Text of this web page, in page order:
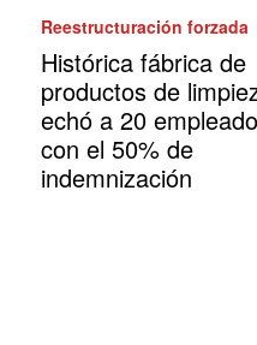
Reestructuración forzada
Histórica fábrica de
productos de
echó a 20
con el 50% de
indemnización